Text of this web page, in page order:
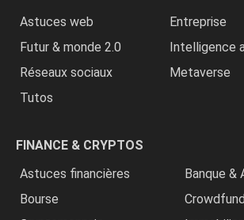
Astuces web
Entreprise
Futur & monde 2.0
Intelligence
Réseaux sociaux
Metaverse
Tutos
FINANCE & CRYPTOS
Astuces financières
Banque &
Bourse